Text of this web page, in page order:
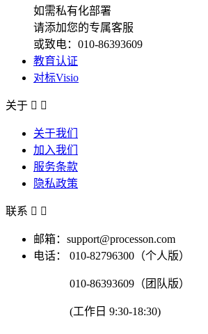
如需私有化部署
请添加您的专属客服
或致电：010-86393609
教育认证
对标Visio
关于  
关于我们
加入我们
服务条款
隐私政策
联系  
邮箱：support@processon.com
电话：
010-82796300（个人版）
010-86393609（团队版）
(工作日 9:30-18:30)